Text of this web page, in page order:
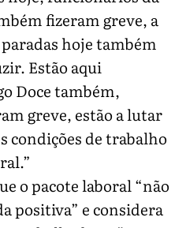
fizeram greve, a
hoje também
Estão aqui
Doce também,
greve, estão a lutar
condições de trabalho
o pacote laboral “não
positiva” e considera